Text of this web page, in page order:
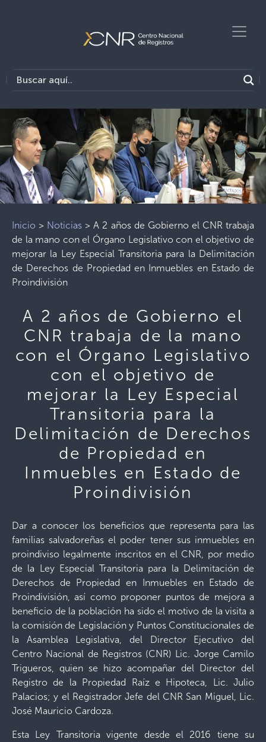
Inicio > Noticias >A 2 años de Gobierno el CNR trabaja
de la mano con el Órgano Legislativo con el objetivo de
mejorar la Ley Especial Transitoria para la Delimitación
de Derechos de Propiedad en Inmuebles en Estado de
Proindivisión
A 2 años de Gobierno el
CNR trabaja de la mano
con el Órgano Legislativo
con el objetivo de
mejorar la Ley Especial
Transitoria para la
Delimitación de Derechos
de Propiedad en
Inmuebles en Estado de
Proindivisión
Dar a conocer los beneficios que representa para las
familias salvadoreñas el poder tener sus inmuebles en
proindiviso legalmente inscritos en el CNR, por medio
de la Ley Especial Transitoria para la Delimitación de
Derechos de Propiedad en Inmuebles en Estado de
Proindivisión, así como proponer puntos de mejora a
beneficio de la población ha sido el motivo de la visita a
la comisión de Legislación y Puntos Constitucionales de
la Asamblea Legislativa, del Director Ejecutivo del
Centro Nacional de Registros (CNR) Lic. Jorge Camilo
Trigueros, quien se hizo acompañar del Director del
Registro de la Propiedad Raíz e Hipoteca, Lic. Julio
Palacios; y el Registrador Jefe del CNR San Miguel, Lic.
José Mauricio Cardoza.
Esta Ley Transitoria vigente desde el 2016 tiene su